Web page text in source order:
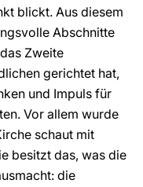
blickt. Aus diesem
Abschnitte
Zweite
gerichtet hat,
und Impuls für
Vor allem wurde
schaut mit
besitzt das, was die
die